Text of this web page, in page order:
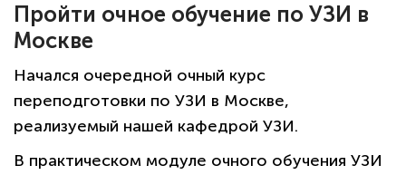
Пройти очное обучение по УЗИ в
Москве
Начался очередной очный курс
переподготовки по УЗИ в Москве,
реализуемый нашей кафедрой УЗИ.
В практическом модуле очного обучения УЗИ